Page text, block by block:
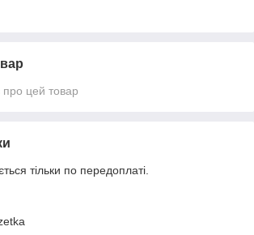
про цей товар
тільки по передоплаті.